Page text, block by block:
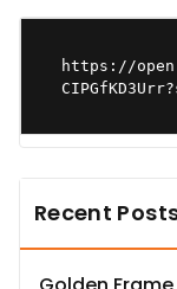
https://
Recent